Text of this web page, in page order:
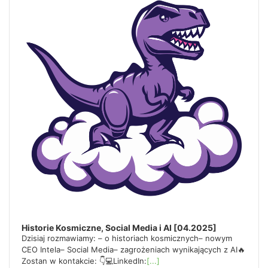
Historie Kosmiczne, Social Media i AI [04.2025]
Dzisiaj rozmawiamy: – o historiach kosmicznych– nowym
CEO Intela– Social Media– zagrożeniach wynikających z AI🔥
Zostan w kontakcie: 👇💻LinkedIn:[...]